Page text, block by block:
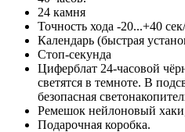
24 камня
Точность хода -20...+40
Календарь (быстрая
Стоп-секунда
Циферблат 24-часовой
светятся в темноте. В
безопасная
Ремешок нейлоновый
Подарочная коробка.